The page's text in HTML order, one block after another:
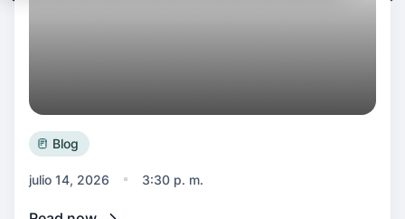
Blog
julio 14, 2026 3:30 p. m.